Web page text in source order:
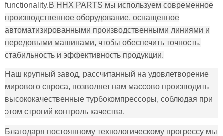
functionality.В HHX PARTS мы используем современное
производственное оборудование, оснащенное
автоматизированными производственными линиями и
передовыми машинами, чтобы обеспечить точность,
стабильность и эффективность продукции.
Наш крупный завод, рассчитанный на удовлетворение
мирового спроса, позволяет нам массово производить
высококачественные турбокомпрессоры, соблюдая при
этом строгий контроль качества.
Благодаря постоянному технологическому прогрессу мы